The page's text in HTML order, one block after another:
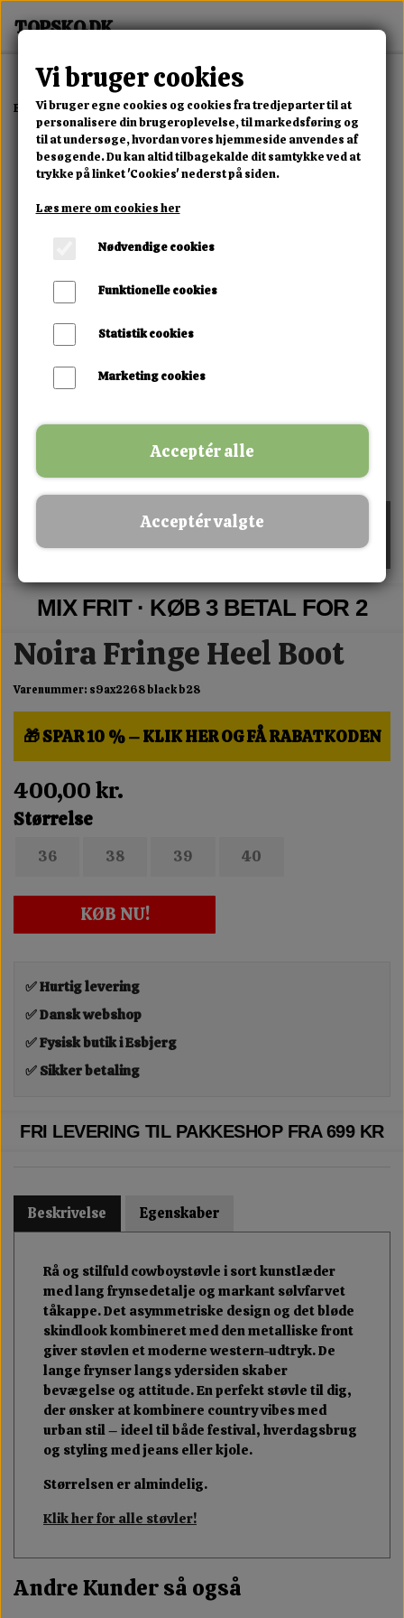
Forside Dame Alle Damesko Noira Fringe Heel Boot
MIX FRIT · KØB 3 BETAL FOR 2
Noira Fringe Heel Boot
Varenummer: s9ax2268 black b28
🎁 SPAR 10 % – KLIK HER OG FÅ RABATKODEN
400,00 kr.
Størrelse
36 38 39 40
KØB NU!
✅ Hurtig levering
✅ Dansk webshop
✅ Fysisk butik i Esbjerg
✅ Sikker betaling
FRI LEVERING TIL PAKKESHOP FRA 699 KR
Beskrivelse Egenskaber
Rå og stilfuld cowboystøvle i sort kunstlæder
med lang frynsedetalje og markant sølvfarvet
tåkappe. Det asymmetriske design og det bløde
skindlook kombineret med den metalliske front
giver støvlen et moderne western-udtryk. De
lange frynser langs ydersiden skaber
bevægelse og attitude. En perfekt støvle til dig,
der ønsker at kombinere country vibes med
urban stil – ideel til både festival, hverdagsbrug
og styling med jeans eller kjole.
Størrelsen er almindelig.
Klik her for alle støvler!
Andre Kunder så også
Vi bruger cookies
Vi bruger egne cookies og cookies fra tredjeparter til at
personalisere din brugeroplevelse, til markedsføring og
til at undersøge, hvordan vores hjemmeside anvendes af
besøgende. Du kan altid tilbagekalde dit samtykke ved at
trykke på linket 'Cookies' nederst på siden.
Læs mere om cookies her
Nødvendige cookies
Funktionelle cookies
Statistik cookies
Marketing cookies
Acceptér alle
Acceptér valgte